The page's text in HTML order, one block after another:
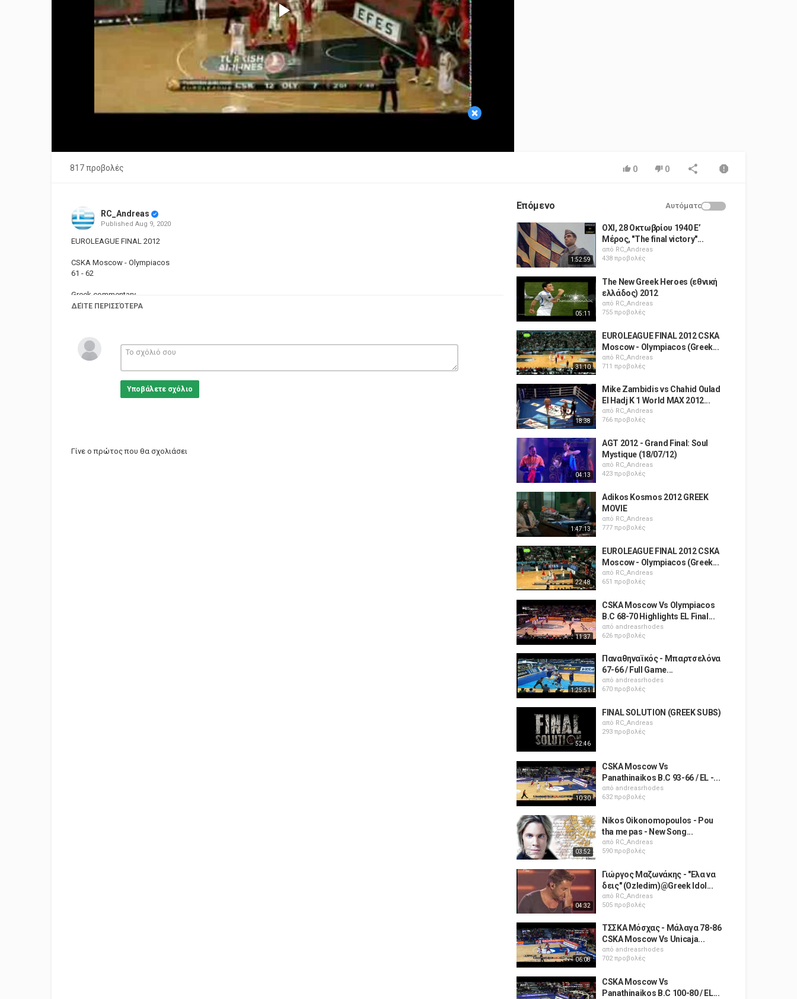
×
Play
Video
817 προβολές 0 0
RC_Andreas
Published Aug 9, 2020
EUROLEAGUE FINAL 2012
CSKA Moscow - Olympiacos
61 - 62
Greek commentary
ΔΕΊΤΕ ΠΕΡΙΣΣΌΤΕΡΑ
Υποβάλετε σχόλιο
Γίνε ο πρώτος που θα σχολιάσει
Επόμενο Αυτόματο
1:52:59
OXI, 28 Οκτωβρίου 1940 Ε’
Μέρος, "The final victory"...
από RC_Andreas
438 προβολές
05:11
The New Greek Heroes (εθνική
ελλάδος) 2012
από RC_Andreas
755 προβολές
31:10
EUROLEAGUE FINAL 2012 CSKA
Moscow - Olympiacos (Greek...
από RC_Andreas
711 προβολές
18:38
Mike Zambidis vs Chahid Oulad
El Hadj K 1 World MAX 2012...
από RC_Andreas
766 προβολές
04:13
AGT 2012 - Grand Final: Soul
Mystique (18/07/12)
από RC_Andreas
423 προβολές
1:47:13
Adikos Kosmos 2012 GREEK
MOVIE
από RC_Andreas
777 προβολές
22:48
EUROLEAGUE FINAL 2012 CSKA
Moscow - Olympiacos (Greek...
από RC_Andreas
651 προβολές
11:37
CSKA Moscow Vs Olympiacos
B.C 68-70 Highlights EL Final...
από andreasrhodes
626 προβολές
1:25:51
Παναθηναϊκός - Μπαρτσελόνα
67-66 / Full Game...
από andreasrhodes
670 προβολές
52:46
FINAL SOLUTION (GREEK SUBS)
από RC_Andreas
293 προβολές
10:30
CSKA Moscow Vs
Panathinaikos B.C 93-66 / EL -...
από andreasrhodes
632 προβολές
03:52
Nikos Oikonomopoulos - Pou
tha me pas - New Song...
από RC_Andreas
590 προβολές
04:32
Γιώργος Μαζωνάκης - "Ελα να
δεις" (Ozledim)@Greek Idol...
από RC_Andreas
505 προβολές
06:08
ΤΣΣΚΑ Μόσχας - Μάλαγα 78-86
CSKA Moscow Vs Unicaja...
από andreasrhodes
702 προβολές
CSKA Moscow Vs
Panathinaikos B.C 100-80 / EL...